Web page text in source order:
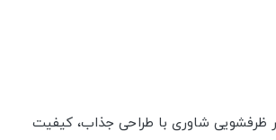
ظرفشویی شاوری با طراحی جذاب، کیفیت